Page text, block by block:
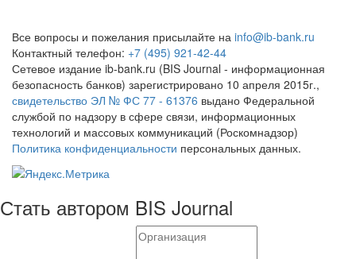
Все вопросы и пожелания присылайте на info@ib-bank.ru
Контактный телефон: +7 (495) 921-42-44
Сетевое издание ib-bank.ru (BIS Journal - информационная
безопасность банков) зарегистрировано 10 апреля 2015г.,
свидетельство ЭЛ № ФС 77 - 61376 выдано Федеральной
службой по надзору в сфере связи, информационных
технологий и массовых коммуникаций (Роскомнадзор)
Политика конфиденциальности персональных данных.
Стать автором BIS Journal